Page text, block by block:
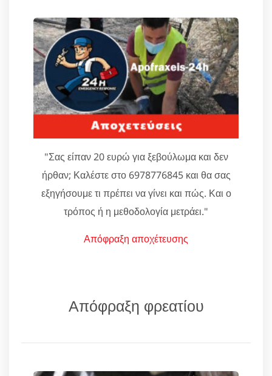
"Σας είπαν 20 ευρώ για ξεβούλωμα και δεν
ήρθαν; Καλέστε στο 6978776845 και θα σας
εξηγήσουμε τι πρέπει να γίνει και πώς. Και ο
τρόπος ή η μεθοδολογία μετράει."
Απόφραξη αποχέτευσης
Απόφραξη φρεατίου